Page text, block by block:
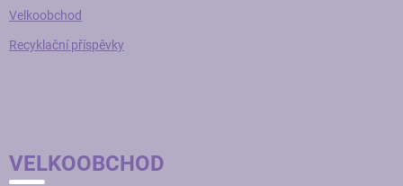
Velkoobchod
Recyklační příspěvky
VELKOOBCHOD